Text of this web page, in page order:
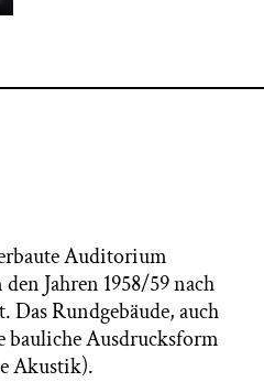
Auditorium
Jahren 1958/59 nach
Rundgebäude, auch
bauliche Ausdrucksform
Akustik).